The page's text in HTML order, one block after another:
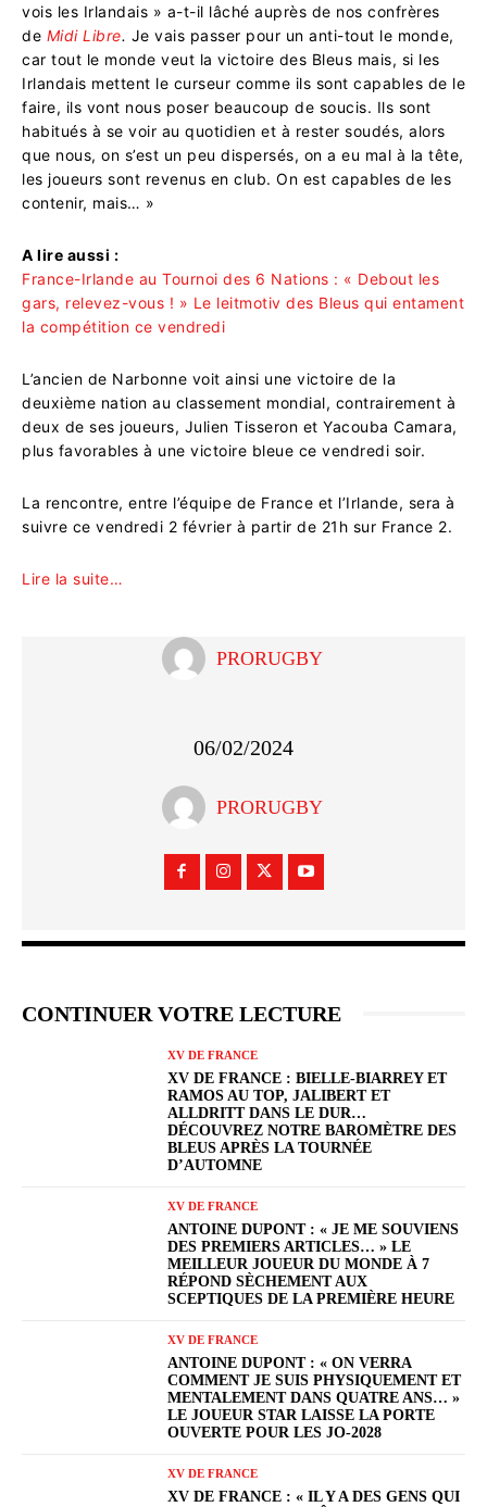
vois les Irlandais » a-t-il lâché auprès de nos confrères
de Midi Libre. Je vais passer pour un anti-tout le monde,
car tout le monde veut la victoire des Bleus mais, si les
Irlandais mettent le curseur comme ils sont capables de le
faire, ils vont nous poser beaucoup de soucis. Ils sont
habitués à se voir au quotidien et à rester soudés, alors
que nous, on s’est un peu dispersés, on a eu mal à la tête,
les joueurs sont revenus en club. On est capables de les
contenir, mais… »
A lire aussi :
France-Irlande au Tournoi des 6 Nations : « Debout les
gars, relevez-vous ! » Le leitmotiv des Bleus qui entament
la compétition ce vendredi
L’ancien de Narbonne voit ainsi une victoire de la
deuxième nation au classement mondial, contrairement à
deux de ses joueurs, Julien Tisseron et Yacouba Camara,
plus favorables à une victoire bleue ce vendredi soir.
La rencontre, entre l’équipe de France et l’Irlande, sera à
suivre ce vendredi 2 février à partir de 21h sur France 2.
Lire la suite…
PRORUGBY
06/02/2024
PRORUGBY
CONTINUER VOTRE LECTURE
XV DE FRANCE
XV DE FRANCE : BIELLE-BIARREY ET
RAMOS AU TOP, JALIBERT ET
ALLDRITT DANS LE DUR…
DÉCOUVREZ NOTRE BAROMÈTRE DES
BLEUS APRÈS LA TOURNÉE
D’AUTOMNE
XV DE FRANCE
ANTOINE DUPONT : « JE ME SOUVIENS
DES PREMIERS ARTICLES… » LE
MEILLEUR JOUEUR DU MONDE À 7
RÉPOND SÈCHEMENT AUX
SCEPTIQUES DE LA PREMIÈRE HEURE
XV DE FRANCE
ANTOINE DUPONT : « ON VERRA
COMMENT JE SUIS PHYSIQUEMENT ET
MENTALEMENT DANS QUATRE ANS… »
LE JOUEUR STAR LAISSE LA PORTE
OUVERTE POUR LES JO-2028
XV DE FRANCE
XV DE FRANCE : « IL Y A DES GENS QUI